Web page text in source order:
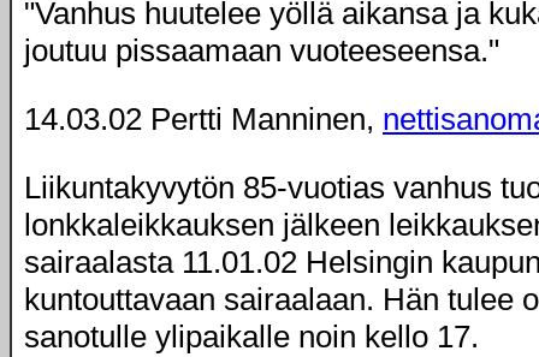
"Vanhus huutelee yöllä aikansa ja
joutuu pissaamaan vuoteeseensa."
14.03.02 Pertti Manninen,
Liikuntakyvytön 85-vuotias vanhus
lonkkaleikkauksen jälkeen
sairaalasta 11.01.02 Helsingin
kuntouttavaan sairaalaan. Hän tulee
sanotulle ylipaikalle noin kello 17.